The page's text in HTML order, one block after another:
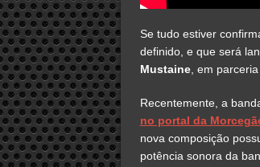
Se tudo estiver
definido, e que será
Mustaine, em
Recentemente, a
no portal da
nova composição
potência sonora da